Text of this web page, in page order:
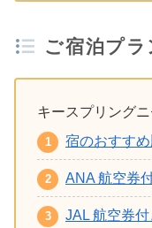
ご宿泊プラ
キースプリング
宿のおすす
ANA 航空券
JAL 航空券